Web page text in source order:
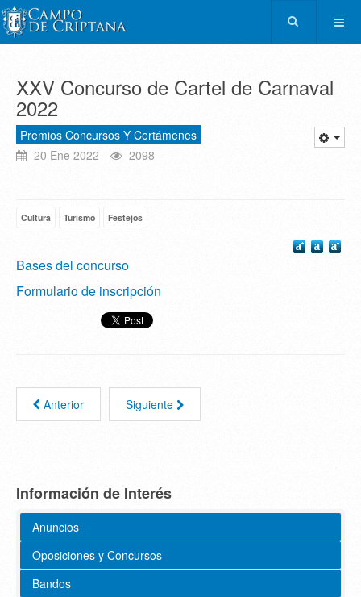
XXV Concurso de Cartel de Carnaval
2022
Premios Concursos Y Certámenes
20 Ene 2022
2098
Cultura Turismo Festejos
Bases del concurso
Formulario de inscripción
Anterior Siguiente
Información de Interés
Anuncios
Oposiciones y Concursos
Bandos